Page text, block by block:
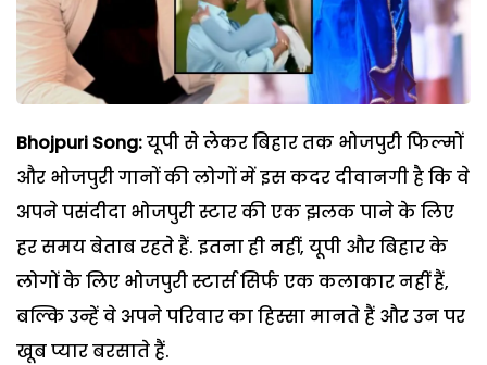
Bhojpuri Song:यूपी से लेकर बिहार तक भोजपुरी फिल्मों
और भोजपुरी गानों की लोगों में इस कदर दीवानगी है कि वे
अपने पसंदीदा भोजपुरी स्टार की एक झलक पाने के लिए
हर समय बेताब रहते हैं. इतना ही नहीं, यूपी और बिहार के
लोगों के लिए भोजपुरी स्टार्स सिर्फ एक कलाकार नहीं हैं,
बल्कि उन्हें वे अपने परिवार का हिस्सा मानते हैं और उन पर
खूब प्यार बरसाते हैं.